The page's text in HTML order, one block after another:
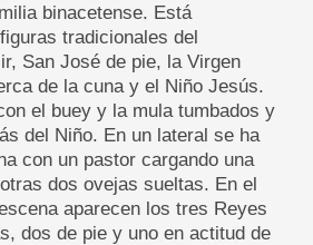
binacetense. Está
tradicionales del
San José de pie, la Virgen
de la cuna y el Niño Jesús.
el buey y la mula tumbados y
del Niño. En un lateral se ha
con un pastor cargando una
dos ovejas sueltas. En el
aparecen los tres Reyes
dos de pie y uno en actitud de